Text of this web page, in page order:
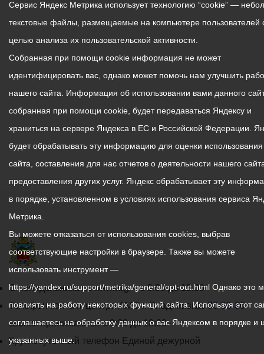
График
работы
администрации
местного
С понедельника по пятницу – с 9.00 до 18.00
Телефон контакт-центра АМС г. Владикавказ30-30-30
звонки принимаются с 9:00 до 18:00
Круглосуточный телефон Единой дежурной
Сервис Яндекс Метрика использует технологию “cookie” —
текстовые файлы, размещаемые на компьютере пользователей
целью анализа их пользовательской активности.
Собранная при помощи cookie информация не может
идентифицировать вас, однако может помочь нам улучшить
нашего сайта. Информация об использовании вами данного
собранная при помощи cookie, будет передаваться Яндексу и
храниться на сервере Яндекса в ЕС и Российской Федерации.
будет обрабатывать эту информацию для оценки
сайта, составления для нас отчетов о деятельности нашего
предоставления других услуг. Яндекс обрабатывает эту
в порядке, установленном в условиях использования сервиса
Метрика.
Вы можете отказаться от использования cookies, выбрав
соответствующие настройки в браузере. Также вы можете
использовать инструмент —
https://yandex.ru/support/metrika/general/opt-out.html Однако это
повлиять на работу некоторых функций сайта. Используя этот
соглашаетесь на обработку данных о вас Яндексом в порядке и
указанных выше.